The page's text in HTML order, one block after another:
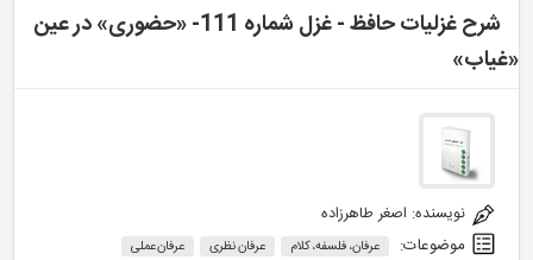
شرح غزلیات حافظ - غزل شماره 111- «حضوری» در عین
«غیاب»
نویسنده: اصغر طاهرزاده
موضوعات: عرفان، فلسفه، کلام عرفان نظری
عرفان عملی